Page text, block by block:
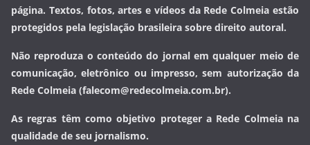
página. Textos, fotos, artes e vídeos da Rede Colmeia estão
protegidos pela legislação brasileira sobre direito autoral.
Não reproduza o conteúdo do jornal em qualquer meio de
comunicação, eletrônico ou impresso, sem autorização da
Rede Colmeia (falecom@redecolmeia.com.br).
As regras têm como objetivo proteger a Rede Colmeia na
qualidade de seu jornalismo.